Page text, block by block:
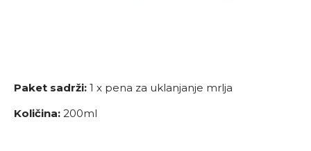
Paket sadrži: 1 x pena za uklanjanje mrlja
Količina: 200ml